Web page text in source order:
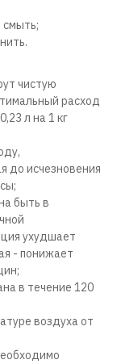
смыть;
чистую
расход
л на 1 кг
до исчезновения
быть в
ухудшает
- понижает
в течение 120
воздуха от